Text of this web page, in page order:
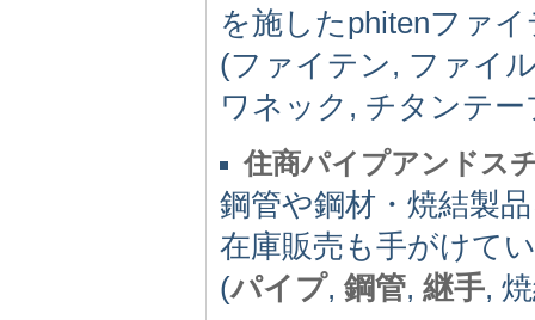
を施したphitenファ
(ファイテン, ファイ
ワネック, チタンテ
住商パイプアンドス
鋼管や鋼材・焼結製
在庫販売も手がけて
(パイプ, 鋼管, 継手,